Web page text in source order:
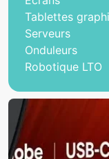
Tablettes
Serveurs
Onduleurs
Robotique LTO